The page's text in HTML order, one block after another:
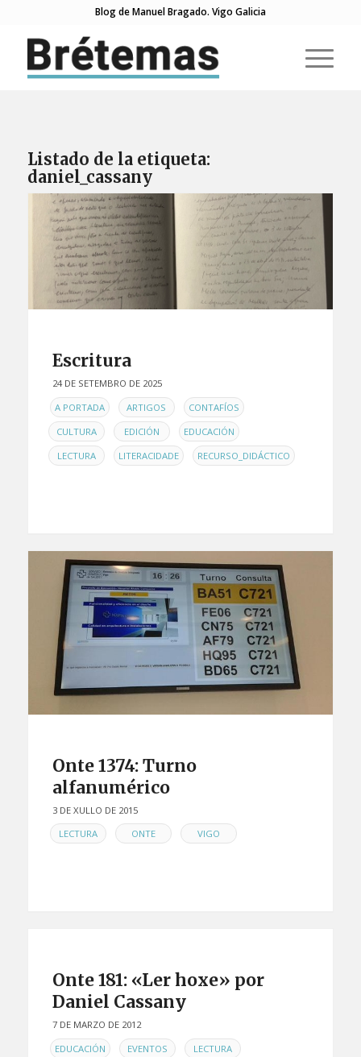
Blog de Manuel Bragado. Vigo Galicia
Listado de la etiqueta:
daniel_cassany
Escritura
24 DE SETEMBRO DE 2025
ENA PORTADA , ARTIGOS , CONTAFÍOS ,
CULTURA , EDICIÓN , EDUCACIÓN ,
LECTURA , LITERACIDADE , RECURSO_DIDÁCTICO
Onte 1374: Turno
alfanumérico
3 DE XULLO DE 2015
EN
LECTURA , ONTE , VIGO
Onte 181: «Ler hoxe» por
Daniel Cassany
7 DE MARZO DE 2012
ENEDUCACIÓN , EVENTOS , LECTURA ,